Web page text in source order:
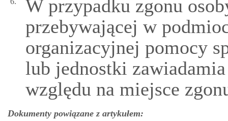
W przypadku zgonu
przebywającej w
organizacyjnej pomocy
lub jednostki
względu na miejsce
Dokumenty powiązane z artykułem: